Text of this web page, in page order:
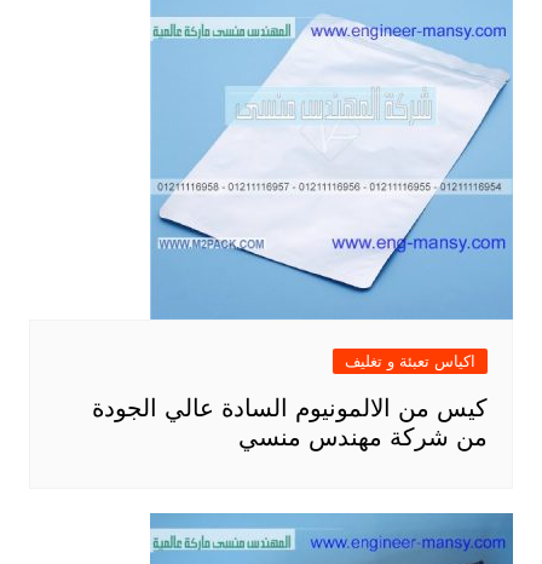
اكياس تعبئة و تغليف
كيس من الالمونيوم السادة عالي الجودة
من شركة مهندس منسي